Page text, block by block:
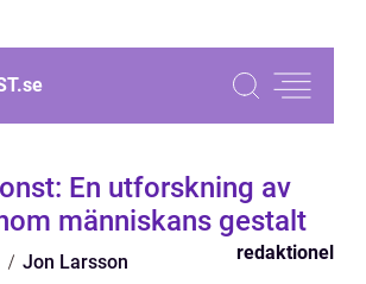
se
En utforskning av
människans gestalt
Jon Larsson redaktionel